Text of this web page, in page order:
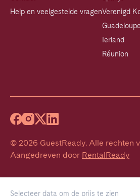
Selecteer data om de prijs te zien
Help en veelgestelde vragenVerenigd
Guadeloupe
Ierland
Réunion
© 2026 GuestReady. Alle rechten
Aangedreven door RentalReady